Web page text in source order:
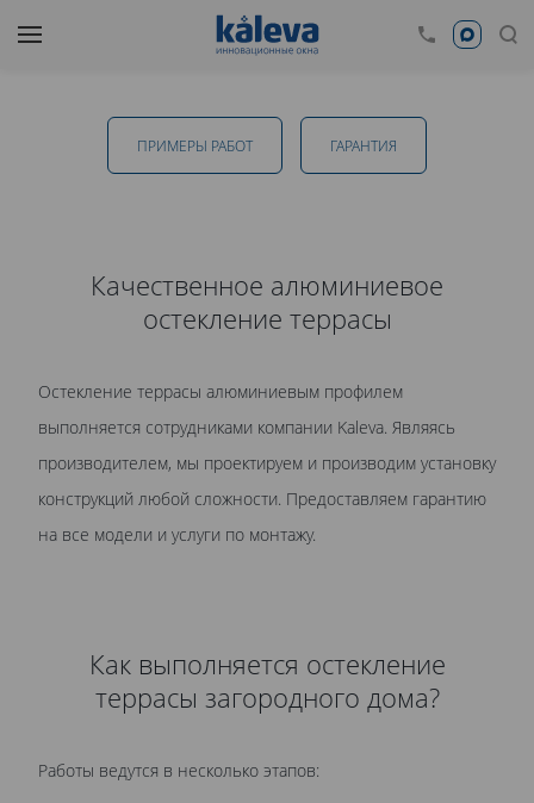
Алюминиевое остекление террасы в
Тамбове
Даюсогласие на обработку персональных данных
политикой обработки персональных данныхознакомлен.
ПРИМЕРЫ РАБОТ ГАРАНТИЯ
Качественное алюминиевое
остекление террасы
Остекление террасы алюминиевым профилем
выполняется сотрудниками компании Kaleva. Являясь
производителем, мы проектируем и производим установку
конструкций любой сложности. Предоставляем гарантию
на все модели и услуги по монтажу.
Как выполняется остекление
террасы загородного дома?
Работы ведутся в несколько этапов: